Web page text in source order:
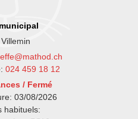
024 459 18 12
/ Fermé
03/08/2026
habituels: